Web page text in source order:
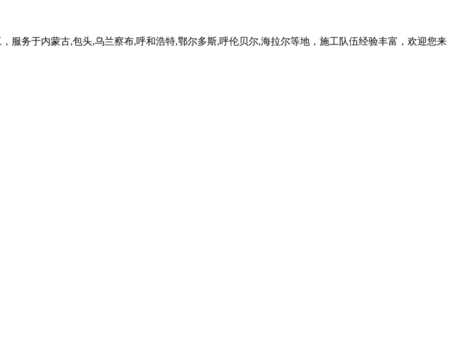
服务于内蒙古,包头,乌兰察布,呼和浩特,鄂尔多斯,呼伦贝尔,海拉尔等地，施工队伍经验丰富，欢迎您来